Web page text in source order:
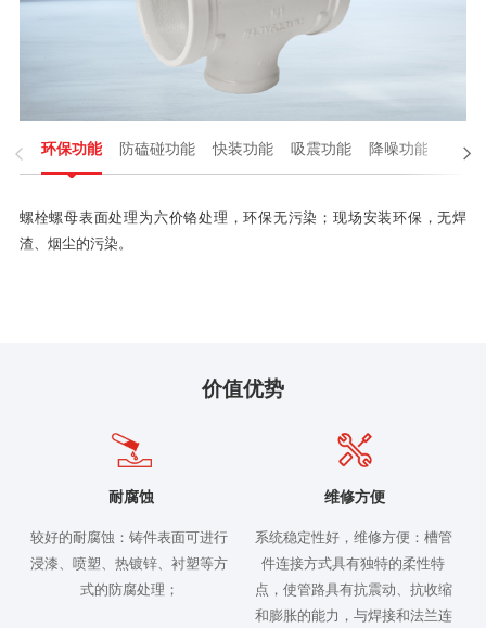
环保功能 防磕碰功能 快装功能 吸震功能 降噪功能 性


螺栓螺母表面处理为六价铬处理，环保无污染；现场安装环保，无焊
渣、烟尘的污染。
价值优势
耐腐蚀
较好的耐腐蚀：铸件表面可进行
浸漆、喷塑、热镀锌、衬塑等方
式的防腐处理；
维修方便
系统稳定性好，维修方便：槽管
件连接方式具有独特的柔性特
点，使管路具有抗震动、抗收缩
和膨胀的能力，与焊接和法兰连